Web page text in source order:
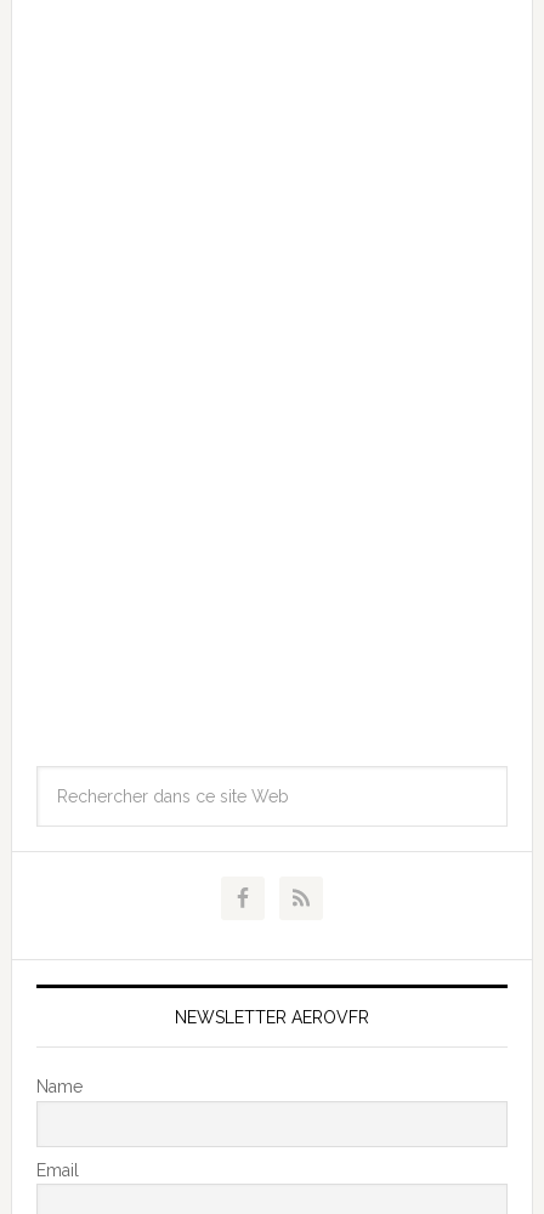
NEWSLETTER AEROVFR
Name
Email